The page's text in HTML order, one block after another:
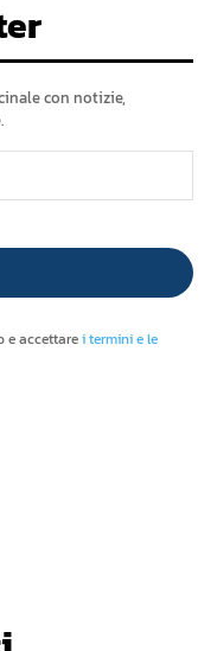
con notizie,
e accettarei termini e le